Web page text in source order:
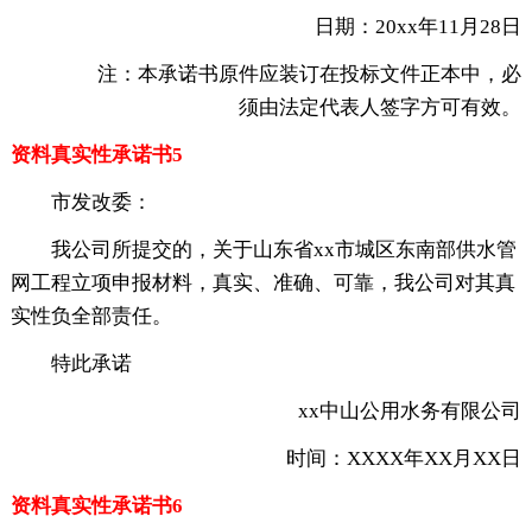
日期：20xx年11月28日
注：本承诺书原件应装订在投标文件正本中，必
须由法定代表人签字方可有效。
资料真实性承诺书5
市发改委：
我公司所提交的，关于山东省xx市城区东南部供水管
网工程立项申报材料，真实、准确、可靠，我公司对其真
实性负全部责任。
特此承诺
xx中山公用水务有限公司
时间：XXXX年XX月XX日
资料真实性承诺书6